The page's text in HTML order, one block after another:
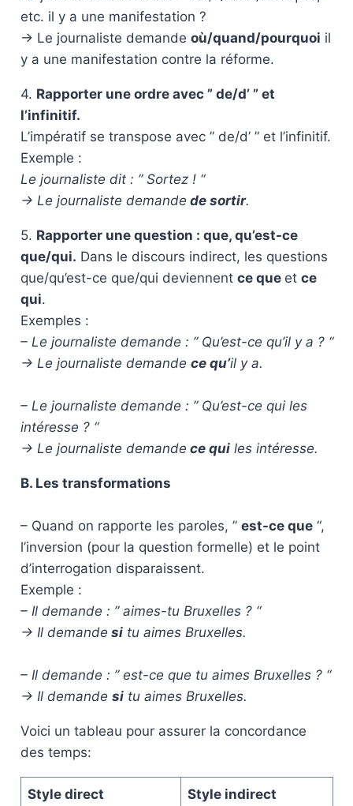
etc. il y a une manifestation ?
-> Le journaliste demande où/quand/pourquoi il
y a une manifestation contre la réforme.
4. Rapporter une ordre avec ” de/d’ ” et
l’infinitif.
L’impératif se transpose avec ” de/d’ ” et l’infinitif.
Exemple :
Le journaliste dit : ” Sortez ! “
-> Le journaliste demande de sortir.
5. Rapporter une question : que, qu’est-ce
que/qui. Dans le discours indirect, les questions
que/qu’est-ce que/qui deviennent ce que et ce
qui.
Exemples :
– Le journaliste demande : ” Qu’est-ce qu’il y a ? “
-> Le journaliste demande ce qu’il y a.
– Le journaliste demande : ” Qu’est-ce qui les
intéresse ? “
-> Le journaliste demande ce quiles intéresse.
B. Les transformations
– Quand on rapporte les paroles, ” est-ce que“,
l’inversion (pour la question formelle) et le point
d’interrogation disparaissent.
Exemple :
– Il demande : ” aimes-tu Bruxelles ? “
-> Il demande situ aimes Bruxelles.
– Il demande : ” est-ce que tu aimes Bruxelles ? “
-> Il demande situ aimes Bruxelles.
Voici un tableau pour assurer la concordance
des temps:
Style direct Style indirect